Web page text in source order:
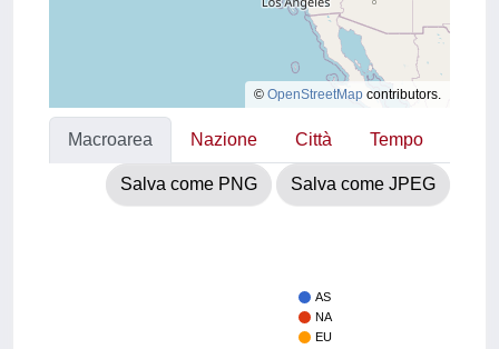
© OpenStreetMap contributors.
Macroarea Nazione Città Tempo
Salva come PNG Salva come JPEG
AS
NA
EU